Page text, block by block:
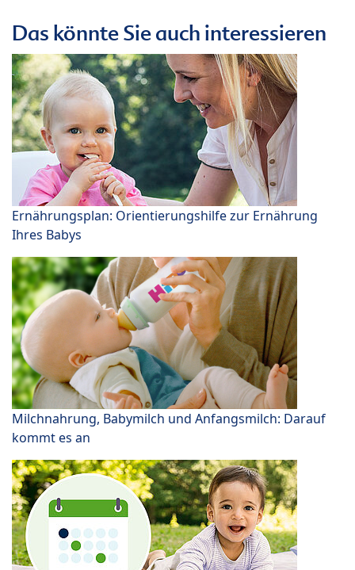
Das könnte Sie auch interessieren
Ernährungsplan: Orientierungshilfe zur Ernährung
Ihres Babys
Milchnahrung, Babymilch und Anfangsmilch: Darauf
kommt es an